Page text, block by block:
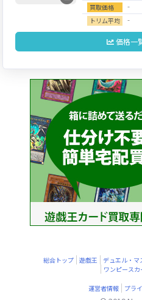
買取価格 ‐
トリム平均 ‐
価格一
総合トップ 遊戯王 デュエル・マ
ワンピース
運営者情報 プラ